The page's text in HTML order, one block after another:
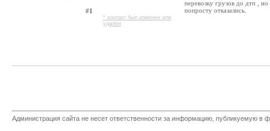
#1
* контакт был изменен или
удален
перевозку грузов до дтп ,
попросту отказались.
Администрация сайта не несет ответственности за информацию, публикуемую